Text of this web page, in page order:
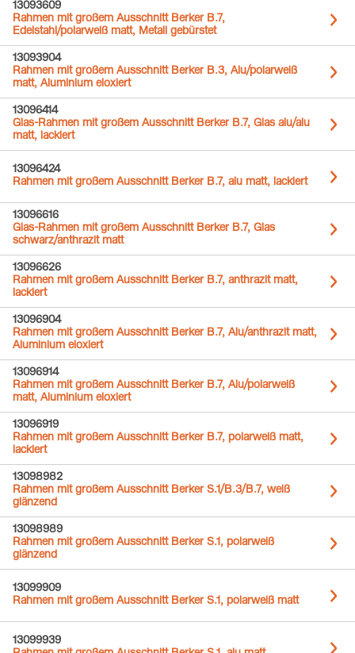
13093609
Rahmen mit großem Ausschnitt Berker B.7,
Edelstahl/polarweiß matt, Metall gebürstet
13093904
Rahmen mit großem Ausschnitt Berker B.3, Alu/polarweiß
matt, Aluminium eloxiert
13096414
Glas-Rahmen mit großem Ausschnitt Berker B.7, Glas alu/alu
matt, lackiert
13096424
Rahmen mit großem Ausschnitt Berker B.7, alu matt, lackiert
13096616
Glas-Rahmen mit großem Ausschnitt Berker B.7, Glas
schwarz/anthrazit matt
13096626
Rahmen mit großem Ausschnitt Berker B.7, anthrazit matt,
lackiert
13096904
Rahmen mit großem Ausschnitt Berker B.7, Alu/anthrazit matt,
Aluminium eloxiert
13096914
Rahmen mit großem Ausschnitt Berker B.7, Alu/polarweiß
matt, Aluminium eloxiert
13096919
Rahmen mit großem Ausschnitt Berker B.7, polarweiß matt,
lackiert
13098982
Rahmen mit großem Ausschnitt Berker S.1/B.3/B.7, weiß
glänzend
13098989
Rahmen mit großem Ausschnitt Berker S.1, polarweiß
glänzend
13099909
Rahmen mit großem Ausschnitt Berker S.1, polarweiß matt
13099939